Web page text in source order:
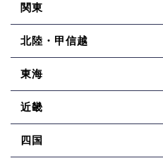
関東
北陸・甲信越
東海
近畿
四国